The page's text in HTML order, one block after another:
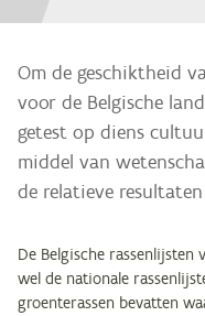
Om de geschiktheid
voor de Belgische
getest op diens
middel van
de relatieve
De Belgische rassenlijsten
wel de nationale
groenterassen bevatten